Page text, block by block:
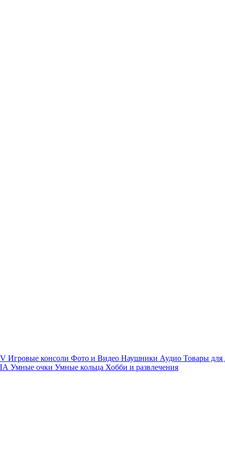
Игровые консоли Фото и Видео Наушники Аудио Товары для
Умные очки Умные кольца Хобби и развлечения